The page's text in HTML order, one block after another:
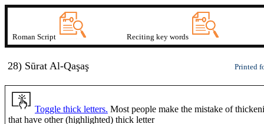
Roman Script Reciting key words
28) Sūrat Al-Qaşaş Printed
Toggle thick letters. Most people make the mistake of
that have other (highlighted) thick letter